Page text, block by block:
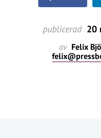
publicerad 20
av Felix